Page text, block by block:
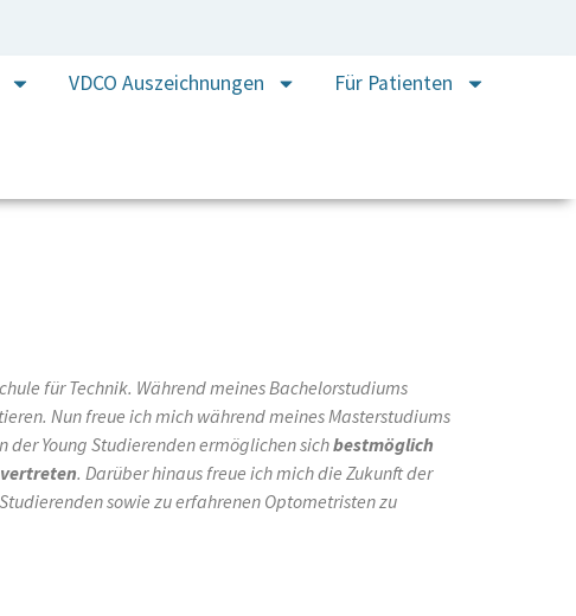
VDCO Auszeichnungen Für Patienten
für Technik. Während meines Bachelorstudiums
Nun freue ich mich während meines Masterstudiums
der Young Studierenden ermöglichen sichbestmöglich
. Darüber hinaus freue ich mich die Zukunft der
sowie zu erfahrenen Optometristen zu